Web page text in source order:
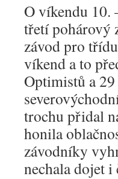
O víkendu 10.
třetí pohárový
závod pro
víkend a to
Optimistů a
trochu přidal
honila
závodníky
nechala dojet